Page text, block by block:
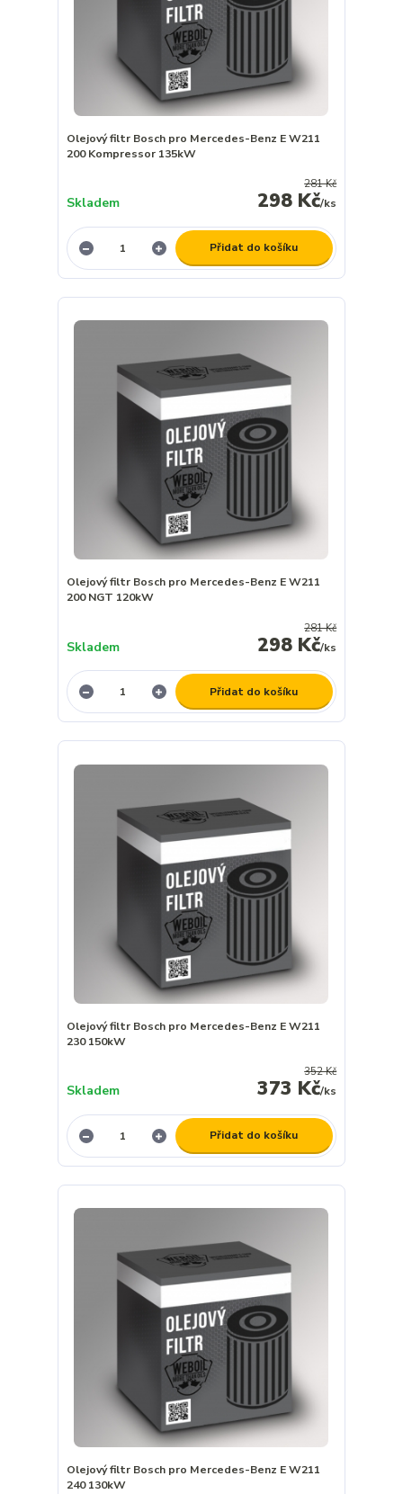
Olejový filtr Bosch pro Mercedes-Benz E W211
200 Kompressor 135kW
281 Kč
298 Kč/ks
Skladem
Přidat do košíku
Olejový filtr Bosch pro Mercedes-Benz E W211
200 NGT 120kW
281 Kč
298 Kč/ks
Skladem
Přidat do košíku
Olejový filtr Bosch pro Mercedes-Benz E W211
230 150kW
352 Kč
373 Kč/ks
Skladem
Přidat do košíku
Olejový filtr Bosch pro Mercedes-Benz E W211
240 130kW